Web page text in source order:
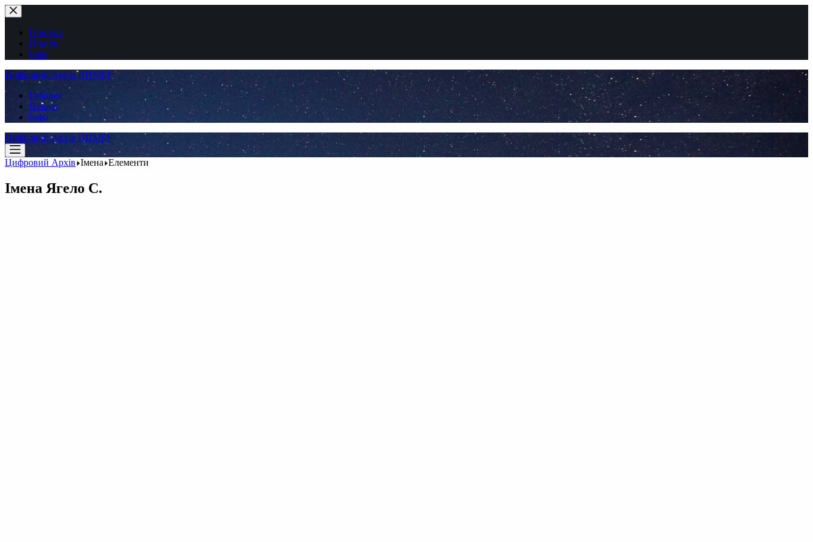
Перейти
до
вмістуГоловна
Пошук
Інфо
Цифровий Архів ННМБУ
Головна
Пошук
Інфо
Цифровий Архів ННМБУ
Цифровий Архів Імена Елементи
Імена Ягело С.